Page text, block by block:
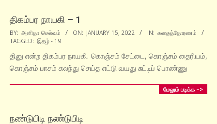
திகம்பர நாயகி – 1
2022-
01-
15
BY: அனிதா செல்வம் ON: JANUARY 15, 2022 IN: கதைத்தோரணம்
TAGGED: இதழ் - 19
தினு என்ற திகம்பர நாயகி. கொஞ்சம் சேட்டை, கொஞ்சம் தைரியம்,
கொஞ்சம் பாசம் கலந்து செய்த எட்டு வயது சுட்டிப் பொண்ணு
மேலும் படிக்க –>
நண்டுபிடி நண்டுபிடி